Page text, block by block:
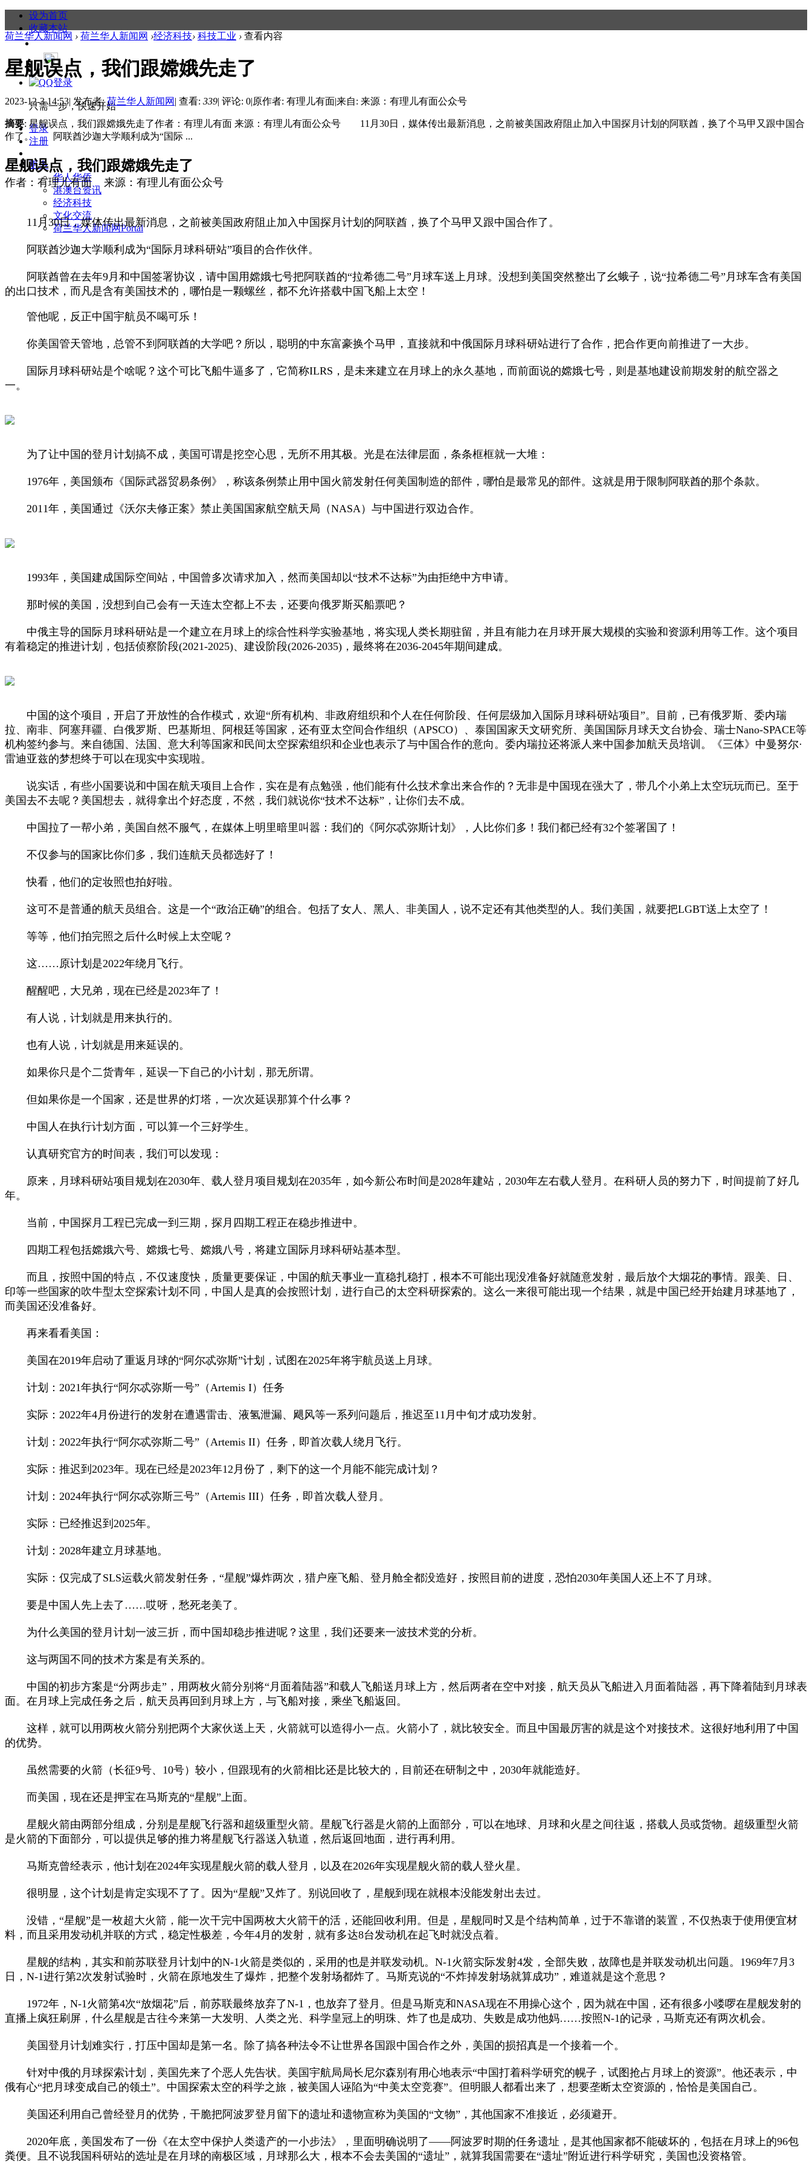
设为首页
收藏本站
只需一步，快速开始
登录
注册
更多
华人华侨
港澳台资讯
经济科技
文化交流
荷兰华人新闻网Portal
荷兰华人新闻网 › 荷兰华人新闻网 ›经济科技› 科技工业 › 查看内容
星舰误点，我们跟嫦娥先走了
2023-12-3 14:53| 发布者:荷兰华人新闻网 | 查看: 339| 评论: 0|原作者: 有理儿有面|来自: 来源：有理儿有面公众号
摘要: 星舰误点，我们跟嫦娥先走了作者：有理儿有面 来源：有理儿有面公众号 11月30日，媒体传出最新消息，之前被美国政府阻止加入中国探月计划的阿联酋，换了个马甲又跟中国合
作了。 阿联酋沙迦大学顺利成为“国际 ...
星舰误点，我们跟嫦娥先走了
作者：有理儿有面 来源：有理儿有面公众号
11月30日，媒体传出最新消息，之前被美国政府阻止加入中国探月计划的阿联酋，换了个马甲又跟中国合作了。
阿联酋沙迦大学顺利成为“国际月球科研站”项目的合作伙伴。
阿联酋曾在去年9月和中国签署协议，请中国用嫦娥七号把阿联酋的“拉希德二号”月球车送上月球。没想到美国突然整出了幺蛾子，说“拉希德二号”月球车含有美国
的出口技术，而凡是含有美国技术的，哪怕是一颗螺丝，都不允许搭载中国飞船上太空！
管他呢，反正中国宇航员不喝可乐！
你美国管天管地，总管不到阿联酋的大学吧？所以，聪明的中东富豪换个马甲，直接就和中俄国际月球科研站进行了合作，把合作更向前推进了一大步。
国际月球科研站是个啥呢？这个可比飞船牛逼多了，它简称ILRS，是未来建立在月球上的永久基地，而前面说的嫦娥七号，则是基地建设前期发射的航空器之
一。
为了让中国的登月计划搞不成，美国可谓是挖空心思，无所不用其极。光是在法律层面，条条框框就一大堆：
1976年，美国颁布《国际武器贸易条例》，称该条例禁止用中国火箭发射任何美国制造的部件，哪怕是最常见的部件。这就是用于限制阿联酋的那个条款。
2011年，美国通过《沃尔夫修正案》禁止美国国家航空航天局（NASA）与中国进行双边合作。
1993年，美国建成国际空间站，中国曾多次请求加入，然而美国却以“技术不达标”为由拒绝中方申请。
那时候的美国，没想到自己会有一天连太空都上不去，还要向俄罗斯买船票吧？
中俄主导的国际月球科研站是一个建立在月球上的综合性科学实验基地，将实现人类长期驻留，并且有能力在月球开展大规模的实验和资源利用等工作。这个项目
有着稳定的推进计划，包括侦察阶段(2021-2025)、建设阶段(2026-2035)，最终将在2036-2045年期间建成。
中国的这个项目，开启了开放性的合作模式，欢迎“所有机构、非政府组织和个人在任何阶段、任何层级加入国际月球科研站项目”。目前，已有俄罗斯、委内瑞
拉、南非、阿塞拜疆、白俄罗斯、巴基斯坦、阿根廷等国家，还有亚太空间合作组织（APSCO）、泰国国家天文研究所、美国国际月球天文台协会、瑞士Nano-SPACE等
机构签约参与。来自德国、法国、意大利等国家和民间太空探索组织和企业也表示了与中国合作的意向。委内瑞拉还将派人来中国参加航天员培训。《三体》中曼努尔·
雷迪亚兹的梦想终于可以在现实中实现啦。
说实话，有些小国要说和中国在航天项目上合作，实在是有点勉强，他们能有什么技术拿出来合作的？无非是中国现在强大了，带几个小弟上太空玩玩而已。至于
美国去不去呢？美国想去，就得拿出个好态度，不然，我们就说你“技术不达标”，让你们去不成。
中国拉了一帮小弟，美国自然不服气，在媒体上明里暗里叫嚣：我们的《阿尔忒弥斯计划》，人比你们多！我们都已经有32个签署国了！
不仅参与的国家比你们多，我们连航天员都选好了！
快看，他们的定妆照也拍好啦。
这可不是普通的航天员组合。这是一个“政治正确”的组合。包括了女人、黑人、非美国人，说不定还有其他类型的人。我们美国，就要把LGBT送上太空了！
等等，他们拍完照之后什么时候上太空呢？
这……原计划是2022年绕月飞行。
醒醒吧，大兄弟，现在已经是2023年了！
有人说，计划就是用来执行的。
也有人说，计划就是用来延误的。
如果你只是个二货青年，延误一下自己的小计划，那无所谓。
但如果你是一个国家，还是世界的灯塔，一次次延误那算个什么事？
中国人在执行计划方面，可以算一个三好学生。
认真研究官方的时间表，我们可以发现：
原来，月球科研站项目规划在2030年、载人登月项目规划在2035年，如今新公布时间是2028年建站，2030年左右载人登月。在科研人员的努力下，时间提前了好几
年。
当前，中国探月工程已完成一到三期，探月四期工程正在稳步推进中。
四期工程包括嫦娥六号、嫦娥七号、嫦娥八号，将建立国际月球科研站基本型。
而且，按照中国的特点，不仅速度快，质量更要保证，中国的航天事业一直稳扎稳打，根本不可能出现没准备好就随意发射，最后放个大烟花的事情。跟美、日、
印等一些国家的吹牛型太空探索计划不同，中国人是真的会按照计划，进行自己的太空科研探索的。这么一来很可能出现一个结果，就是中国已经开始建月球基地了，
而美国还没准备好。
再来看看美国：
美国在2019年启动了重返月球的“阿尔忒弥斯”计划，试图在2025年将宇航员送上月球。
计划：2021年执行“阿尔忒弥斯一号”（Artemis I）任务
实际：2022年4月份进行的发射在遭遇雷击、液氢泄漏、飓风等一系列问题后，推迟至11月中旬才成功发射。
计划：2022年执行“阿尔忒弥斯二号”（Artemis II）任务，即首次载人绕月飞行。
实际：推迟到2023年。现在已经是2023年12月份了，剩下的这一个月能不能完成计划？
计划：2024年执行“阿尔忒弥斯三号”（Artemis III）任务，即首次载人登月。
实际：已经推迟到2025年。
计划：2028年建立月球基地。
实际：仅完成了SLS运载火箭发射任务，“星舰”爆炸两次，猎户座飞船、登月舱全都没造好，按照目前的进度，恐怕2030年美国人还上不了月球。
要是中国人先上去了……哎呀，愁死老美了。
为什么美国的登月计划一波三折，而中国却稳步推进呢？这里，我们还要来一波技术党的分析。
这与两国不同的技术方案是有关系的。
中国的初步方案是“分两步走”，用两枚火箭分别将“月面着陆器”和载人飞船送月球上方，然后两者在空中对接，航天员从飞船进入月面着陆器，再下降着陆到月球表
面。在月球上完成任务之后，航天员再回到月球上方，与飞船对接，乘坐飞船返回。
这样，就可以用两枚火箭分别把两个大家伙送上天，火箭就可以造得小一点。火箭小了，就比较安全。而且中国最厉害的就是这个对接技术。这很好地利用了中国
的优势。
虽然需要的火箭（长征9号、10号）较小，但跟现有的火箭相比还是比较大的，目前还在研制之中，2030年就能造好。
而美国，现在还是押宝在马斯克的“星舰”上面。
星舰火箭由两部分组成，分别是星舰飞行器和超级重型火箭。星舰飞行器是火箭的上面部分，可以在地球、月球和火星之间往返，搭载人员或货物。超级重型火箭
是火箭的下面部分，可以提供足够的推力将星舰飞行器送入轨道，然后返回地面，进行再利用。
马斯克曾经表示，他计划在2024年实现星舰火箭的载人登月，以及在2026年实现星舰火箭的载人登火星。
很明显，这个计划是肯定实现不了了。因为“星舰”又炸了。别说回收了，星舰到现在就根本没能发射出去过。
没错，“星舰”是一枚超大火箭，能一次干完中国两枚大火箭干的活，还能回收利用。但是，星舰同时又是个结构简单，过于不靠谱的装置，不仅热衷于使用便宜材
料，而且采用发动机并联的方式，稳定性极差，今年4月的发射，就有多达8台发动机在起飞时就没点着。
星舰的结构，其实和前苏联登月计划中的N-1火箭是类似的，采用的也是并联发动机。N-1火箭实际发射4发，全部失败，故障也是并联发动机出问题。1969年7月3
日，N-1进行第2次发射试验时，火箭在原地发生了爆炸，把整个发射场都炸了。马斯克说的“不炸掉发射场就算成功”，难道就是这个意思？
1972年，N-1火箭第4次“放烟花”后，前苏联最终放弃了N-1，也放弃了登月。但是马斯克和NASA现在不用操心这个，因为就在中国，还有很多小喽啰在星舰发射的
直播上疯狂刷屏，什么星舰是古往今来第一大发明、人类之光、科学皇冠上的明珠、炸了也是成功、失败是成功他妈……按照N-1的记录，马斯克还有两次机会。
美国登月计划难实行，打压中国却是第一名。除了搞各种法令不让世界各国跟中国合作之外，美国的损招真是一个接着一个。
针对中俄的月球探索计划，美国先来了个恶人先告状。美国宇航局局长尼尔森别有用心地表示“中国打着科学研究的幌子，试图抢占月球上的资源”。他还表示，中
俄有心“把月球变成自己的领土”。中国探索太空的科学之旅，被美国人诬陷为“中美太空竞赛”。但明眼人都看出来了，想要垄断太空资源的，恰恰是美国自己。
美国还利用自己曾经登月的优势，干脆把阿波罗登月留下的遗址和遗物宣称为美国的“文物”，其他国家不准接近，必须避开。
2020年底，美国发布了一份《在太空中保护人类遗产的一小步法》，里面明确说明了——阿波罗时期的任务遗址，是其他国家都不能破坏的，包括在月球上的96包
粪便。且不说我国科研站的选址是在月球的南极区域，月球那么大，根本不会去美国的“遗址”，就算我国需要在“遗址”附近进行科学研究，美国也没资格管。